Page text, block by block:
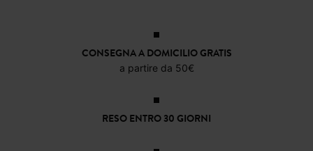
PAGAMENTO SICURO